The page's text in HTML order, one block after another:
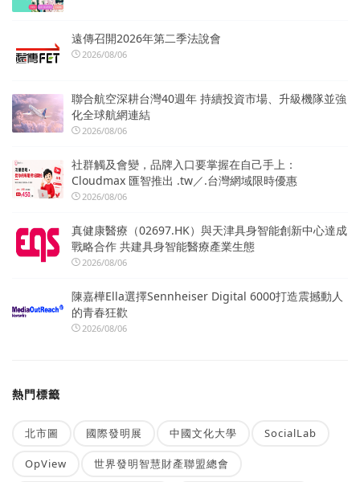
遠傳召開2026年第二季法說會
2026/08/06
聯合航空深耕台灣40週年 持續投資市場、升級機隊並強
化全球航網連結
2026/08/06
社群觸及會變，品牌入口要掌握在自己手上：
Cloudmax 匯智推出 .tw／.台灣網域限時優惠
2026/08/06
真健康醫療（02697.HK）與天津具身智能創新中心達成
戰略合作 共建具身智能醫療產業生態
2026/08/06
陳嘉樺Ella選擇Sennheiser Digital 6000打造震撼動人
的青春狂歡
2026/08/06
熱門標籤
北市圖 國際發明展 中國文化大學 SocialLab
OpView 世界發明智慧財產聯盟總會